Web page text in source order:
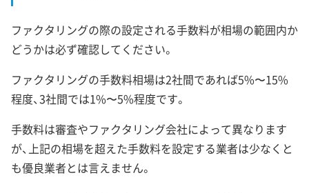
ファクタリングの際の設定される手数料が相場の範囲内か
どうかは必ず確認してください。
ファクタリングの手数料相場は2社間であれば5%〜15%
程度、3社間では1%〜5%程度です。
手数料は審査やファクタリング会社によって異なります
が、上記の相場を超えた手数料を設定する業者は少なくと
も優良業者とは言えません。